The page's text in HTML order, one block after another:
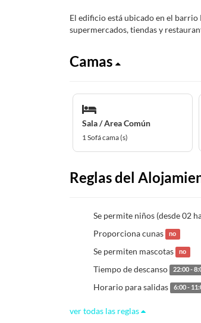
El edificio está ubicado en el
supermercados, tiendas y
Camas
Sala / Area Común
1 Sofá cama (s)
Reglas del
Se permite niños (desde 02
Proporciona cunas no
Se permiten mascotas no
Tiempo de descanso 22:00 -
Horario para salidas 6:00 -
ver todas las reglas